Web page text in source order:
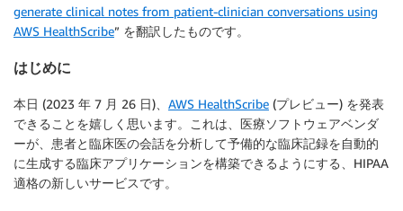
generate clinical notes from patient-clinician conversations using
AWS HealthScribe” を翻訳したものです。
はじめに
本日 (2023 年 7 月 26 日)、 AWS HealthScribe (プレビュー) を発表
できることを嬉しく思います。これは、医療ソフトウェアベンダ
ーが、患者と臨床医の会話を分析して予備的な臨床記録を自動的
に生成する臨床アプリケーションを構築できるようにする、HIPAA
適格の新しいサービスです。